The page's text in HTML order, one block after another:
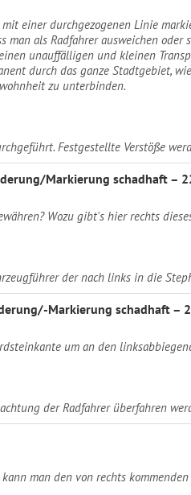
einer durchgezogenen Linie
als Radfahrer ausweichen
unauffälligen und kleinen
durch das ganze Stadtgebiet,
zu unterbinden.
Festgestellte Verstöße
Markierung schadhaft –
Wozu gibt's hier rechts
der nach links in die
Markierung schadhaft –
um an den
der Radfahrer überfahren
man den von rechts